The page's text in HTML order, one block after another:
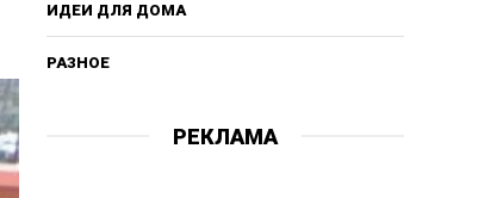
ИДЕИ ДЛЯ ДОМА
РАЗНОЕ
РЕКЛАМА